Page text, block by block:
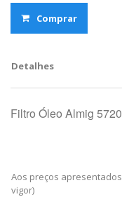
Comprar
Detalhes
Filtro Óleo Almig
Aos preços
vigor)